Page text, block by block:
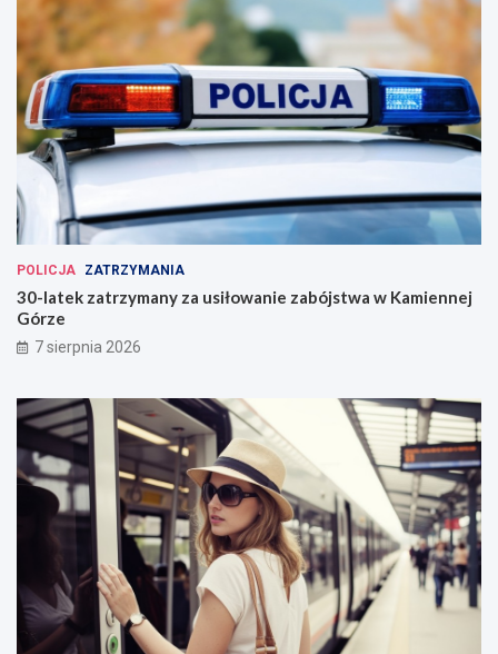
POLICJA ZATRZYMANIA
30-latek zatrzymany za usiłowanie zabójstwa w Kamiennej
Górze
7 sierpnia 2026